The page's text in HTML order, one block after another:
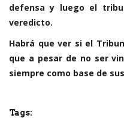
defensa y luego el
veredicto.
Habrá que ver si el
que a pesar de no ser
siempre como base de
Tags: